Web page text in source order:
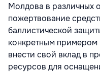
Молдова в различных
пожертвование
баллистической
конкретным примером
внести свой вклад в
ресурсов для